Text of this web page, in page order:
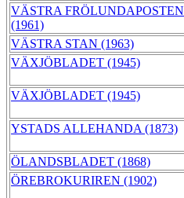
VÄSTRA FRÖLUNDAPOSTEN
(1961)
VÄSTRA STAN (1963)
VÄXJÖBLADET (1945)
VÄXJÖBLADET (1945)
YSTADS ALLEHANDA (1873)
ÖLANDSBLADET (1868)
ÖREBROKURIREN (1902)